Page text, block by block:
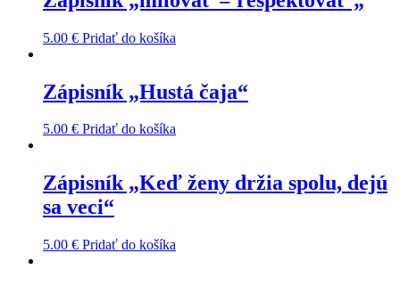
5.00 € Pridať do košíka
Zápisník „Hustá čaja“
5.00 € Pridať do košíka
Zápisník „Keď ženy držia spolu, dejú
sa veci“
5.00 € Pridať do košíka